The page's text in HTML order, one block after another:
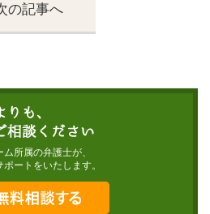
の記事へ
所属の弁護士が、
ートをいたします。